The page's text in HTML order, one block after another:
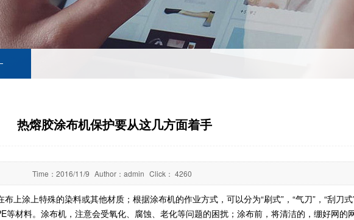
热熔胶涂布机保护要从这几方面着手
Time： 2016/11/9 Author： admin Click： 4260
上涂上特殊的染料或其他材质；根据涂布机的作业方式，可以分为“刷式”，“气刀”，“刮刀式
材料。涂布机，注意会受氧化、腐蚀、老化等问题的困扰；涂布前，将清洁的，绷好网的